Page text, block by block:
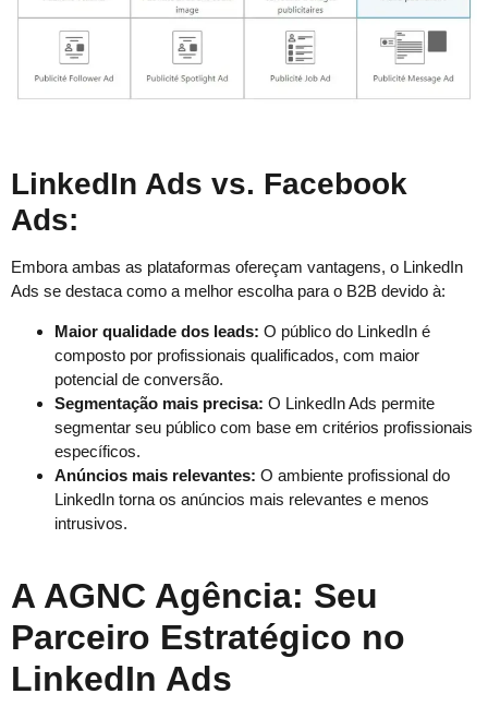
LinkedIn Ads vs. Facebook
Ads:
Embora ambas as plataformas ofereçam vantagens, o LinkedIn
Ads se destaca como a melhor escolha para o B2B devido à:
Maior qualidade dos leads: O público do LinkedIn é
composto por profissionais qualificados, com maior
potencial de conversão.
Segmentação mais precisa: O LinkedIn Ads permite
segmentar seu público com base em critérios profissionais
específicos.
Anúncios mais relevantes: O ambiente profissional do
LinkedIn torna os anúncios mais relevantes e menos
intrusivos.
A AGNC Agência: Seu
Parceiro Estratégico no
LinkedIn Ads